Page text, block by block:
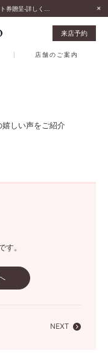
来店予約
店舗のご案内
しい声をご紹介
す。
NEXT